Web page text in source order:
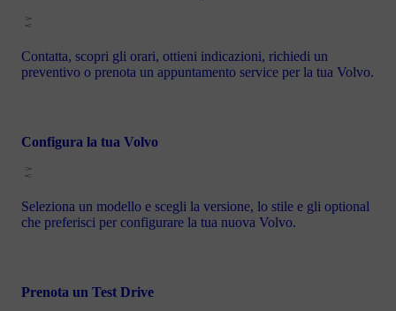
Contatta, scopri gli orari, ottieni indicazioni, richiedi un
preventivo o prenota un appuntamento service per la tua Volvo.
Configura la tua Volvo
Seleziona un modello e scegli la versione, lo stile e gli optional
che preferisci per configurare la tua nuova Volvo.
Prenota un Test Drive